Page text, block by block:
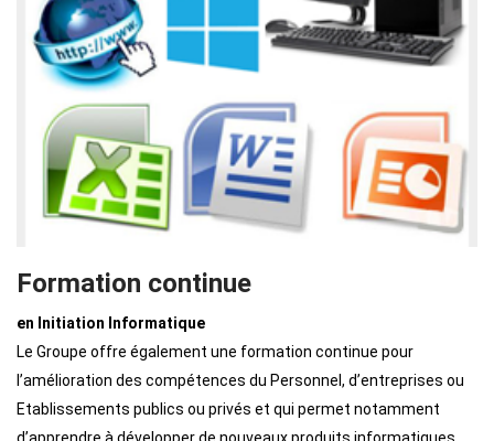
Formation continue
en Initiation Informatique
Le Groupe offre également une formation continue pour
l’amélioration des compétences du Personnel, d’entreprises ou
Etablissements publics ou privés et qui permet notamment
d’apprendre à développer de nouveaux produits informatiques